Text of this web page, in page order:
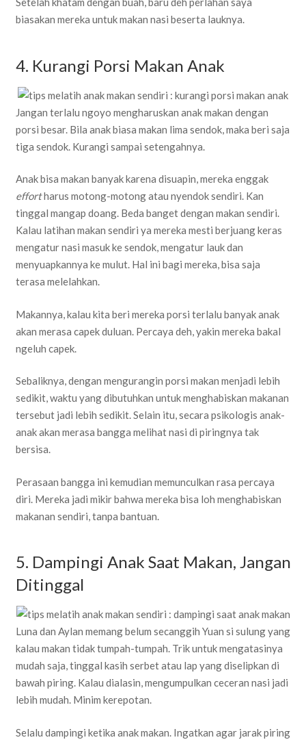
biasakan mereka untuk makan nasi beserta lauknya.
4. Kurangi Porsi Makan Anak
Jangan terlalu ngoyo mengharuskan anak makan dengan
porsi besar. Bila anak biasa makan lima sendok, maka beri saja
tiga sendok. Kurangi sampai setengahnya.
Anak bisa makan banyak karena disuapin, mereka enggak
effortharus motong-motong atau nyendok sendiri. Kan
tinggal mangap doang. Beda banget dengan makan sendiri.
Kalau latihan makan sendiri ya mereka mesti berjuang keras
mengatur nasi masuk ke sendok, mengatur lauk dan
menyuapkannya ke mulut. Hal ini bagi mereka, bisa saja
terasa melelahkan.
Makannya, kalau kita beri mereka porsi terlalu banyak anak
akan merasa capek duluan. Percaya deh, yakin mereka bakal
ngeluh capek.
Sebaliknya, dengan mengurangin porsi makan menjadi lebih
sedikit, waktu yang dibutuhkan untuk menghabiskan makanan
tersebut jadi lebih sedikit. Selain itu, secara psikologis anak-
anak akan merasa bangga melihat nasi di piringnya tak
bersisa.
Perasaan bangga ini kemudian memunculkan rasa percaya
diri. Mereka jadi mikir bahwa mereka bisa loh menghabiskan
makanan sendiri, tanpa bantuan.
5. Dampingi Anak Saat Makan, Jangan
Ditinggal
Luna dan Aylan memang belum secanggih Yuan si sulung yang
kalau makan tidak tumpah-tumpah. Trik untuk mengatasinya
mudah saja, tinggal kasih serbet atau lap yang diselipkan di
bawah piring. Kalau dialasin, mengumpulkan ceceran nasi jadi
lebih mudah. Minim kerepotan.
Selalu dampingi ketika anak makan. Ingatkan agar jarak piring